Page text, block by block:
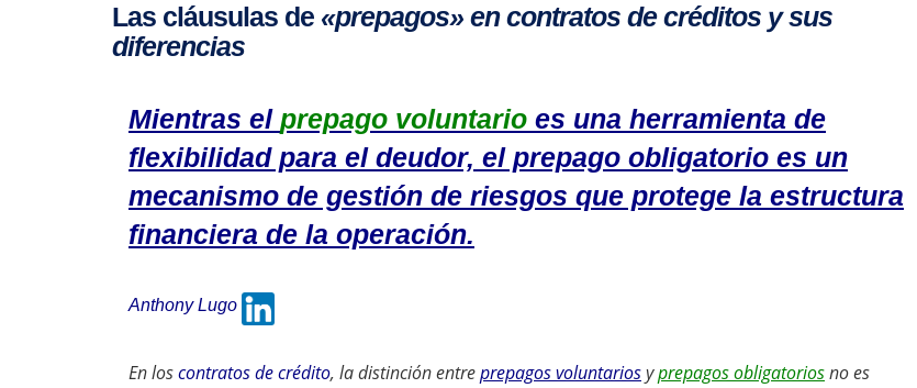
Las cláusulas de «prepagos» en contratos de créditos y sus
diferencias
Mientras el prepago voluntario es una herramienta de
flexibilidad para el deudor, el prepago obligatorio es un
mecanismo de gestión de riesgos que protege la estructura
financiera de la operación.
Anthony Lugo
En loscontratos de crédito, la distinción entreprepagos voluntariosyprepagos obligatoriosno es